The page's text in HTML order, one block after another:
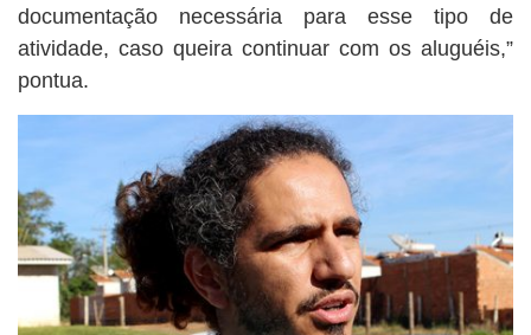
documentação necessária para esse tipo de
atividade, caso queira continuar com os aluguéis,”
pontua.